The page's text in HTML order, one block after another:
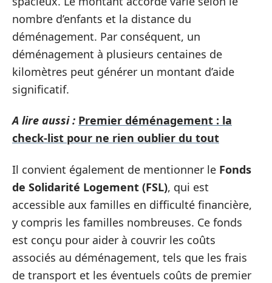
nombre d’enfants et la distance du
déménagement. Par conséquent, un
déménagement à plusieurs centaines de
kilomètres peut générer un montant d’aide
significatif.
A lire aussi : Premier déménagement : la
check-list pour ne rien oublier du tout
Il convient également de mentionner le Fonds
de Solidarité Logement (FSL), qui est
accessible aux familles en difficulté financière,
y compris les familles nombreuses. Ce fonds
est conçu pour aider à couvrir les coûts
associés au déménagement, tels que les frais
de transport et les éventuels coûts de premier